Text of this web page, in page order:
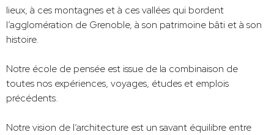
lieux, à ces montagnes et à ces vallées qui bordent
l’agglomération de Grenoble, à son patrimoine bâti et à son
histoire.
Notre école de pensée est issue de la combinaison de
toutes nos expériences, voyages, études et emplois
précédents.
Notre vision de l’architecture est un savant équilibre entre